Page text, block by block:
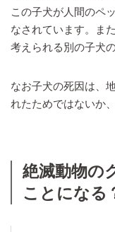
この子犬が人間のペ
なされています。ま
考えられる別の子犬
なお子犬の死因は、
れたためではないか
絶滅動物の
ことになる